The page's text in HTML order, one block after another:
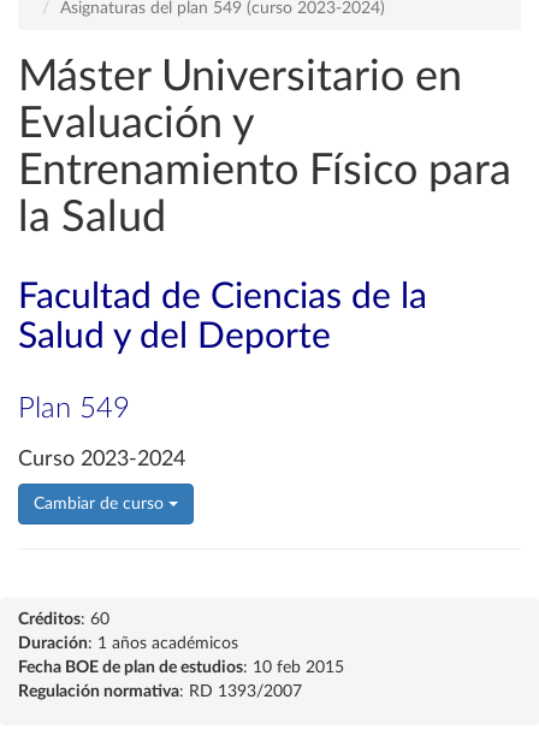
Asignaturas del plan 549 (curso 2023-2024)
Máster Universitario en
Evaluación y
Entrenamiento Físico para
la Salud
Facultad de Ciencias de la
Salud y del Deporte
Plan 549
Curso 2023-2024
Cambiar de curso
Créditos: 60
Duración: 1 años académicos
Fecha BOE de plan de estudios: 10 feb 2015
Regulación normativa: RD 1393/2007